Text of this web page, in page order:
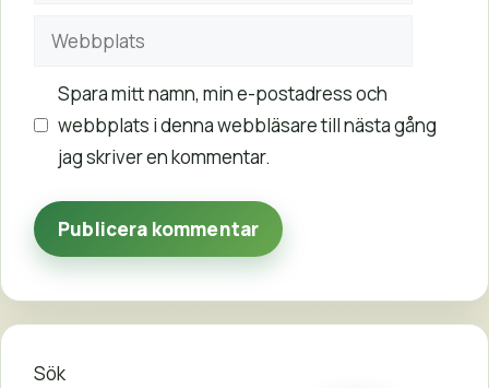
Webbplats
Spara mitt namn, min e-postadress och
webbplats i denna webbläsare till nästa gång
jag skriver en kommentar.
Sök